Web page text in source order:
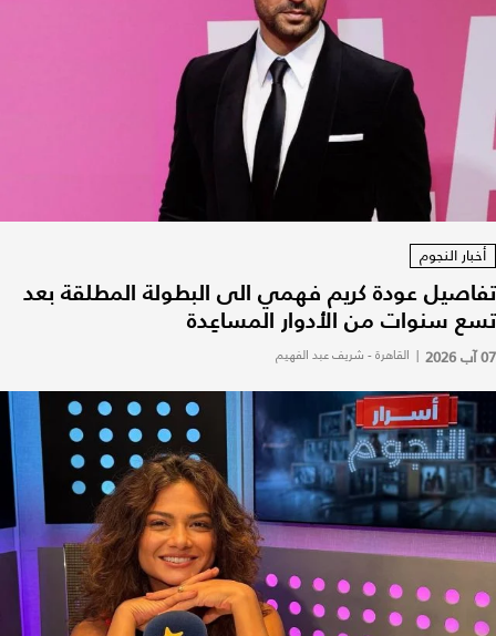
أخبار النجوم
تفاصيل عودة كريم فهمي الى البطولة المطلقة بعد
تسع سنوات من الأدوار المساعِدة
07 آب 2026 | القاهرة - شريف عبد الفهيم